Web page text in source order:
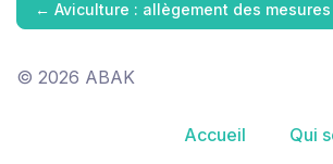
← Aviculture : allègement des
© 2026 ABAK
Accueil Qui